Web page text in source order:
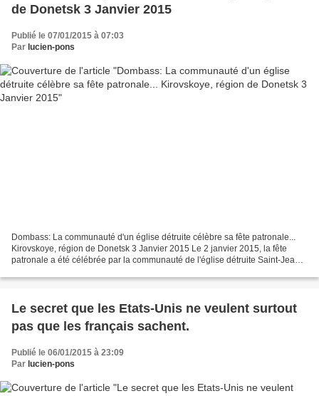
de Donetsk 3 Janvier 2015
Publié le 07/01/2015 à 07:03
Par lucien-pons
Dombass: La communauté d'un église détruite célèbre sa fête patronale...
Kirovskoye, région de Donetsk 3 Janvier 2015 Le 2 janvier 2015, la fête
patronale a été célébrée par la communauté de l'église détruite Saint-Jean
Le secret que les Etats-Unis ne veulent surtout
pas que les français sachent.
Publié le 06/01/2015 à 23:09
Par lucien-pons